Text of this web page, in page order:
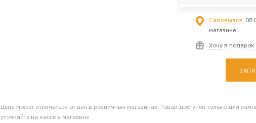
Самовывоз:
магазине
Хочу в подарок
Цена может отличаться от цен в розничных магазинах. Товар доступен только для
уточняйте на кассе в магазине